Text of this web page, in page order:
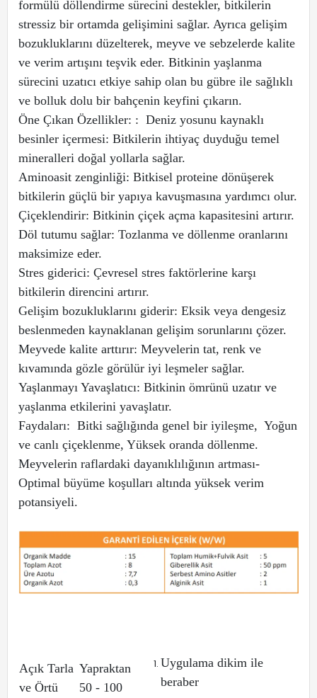
formülü döllendirme sürecini destekler, bitkilerin
stressiz bir ortamda gelişimini sağlar. Ayrıca gelişim
bozukluklarını düzelterek, meyve ve sebzelerde kalite
ve verim artışını teşvik eder. Bitkinin yaşlanma
sürecini uzatıcı etkiye sahip olan bu gübre ile sağlıklı
ve bolluk dolu bir bahçenin keyfini çıkarın.
Öne Çıkan Özellikler: : Deniz yosunu kaynaklı
besinler içermesi: Bitkilerin ihtiyaç duyduğu temel
mineralleri doğal yollarla sağlar.
Aminoasit zenginliği: Bitkisel proteine dönüşerek
bitkilerin güçlü bir yapıya kavuşmasına yardımcı olur.
Çiçeklendirir: Bitkinin çiçek açma kapasitesini artırır.
Döl tutumu sağlar: Tozlanma ve döllenme oranlarını
maksimize eder.
Stres giderici: Çevresel stres faktörlerine karşı
bitkilerin direncini artırır.
Gelişim bozukluklarını giderir: Eksik veya dengesiz
beslenmeden kaynaklanan gelişim sorunlarını çözer.
Meyvede kalite arttırır: Meyvelerin tat, renk ve
kıvamında gözle görülür iyi leşmeler sağlar.
Yaşlanmayı Yavaşlatıcı: Bitkinin ömrünü uzatır ve
yaşlanma etkilerini yavaşlatır.
Faydaları: Bitki sağlığında genel bir iyileşme, Yoğun
ve canlı çiçeklenme, Yüksek oranda döllenme.
Meyvelerin raflardaki dayanıklılığının artması-
Optimal büyüme koşulları altında yüksek verim
potansiyeli.
Açık Tarla
ve Örtü
Yapraktan
50 - 100
Uygulama dikim ile
beraber